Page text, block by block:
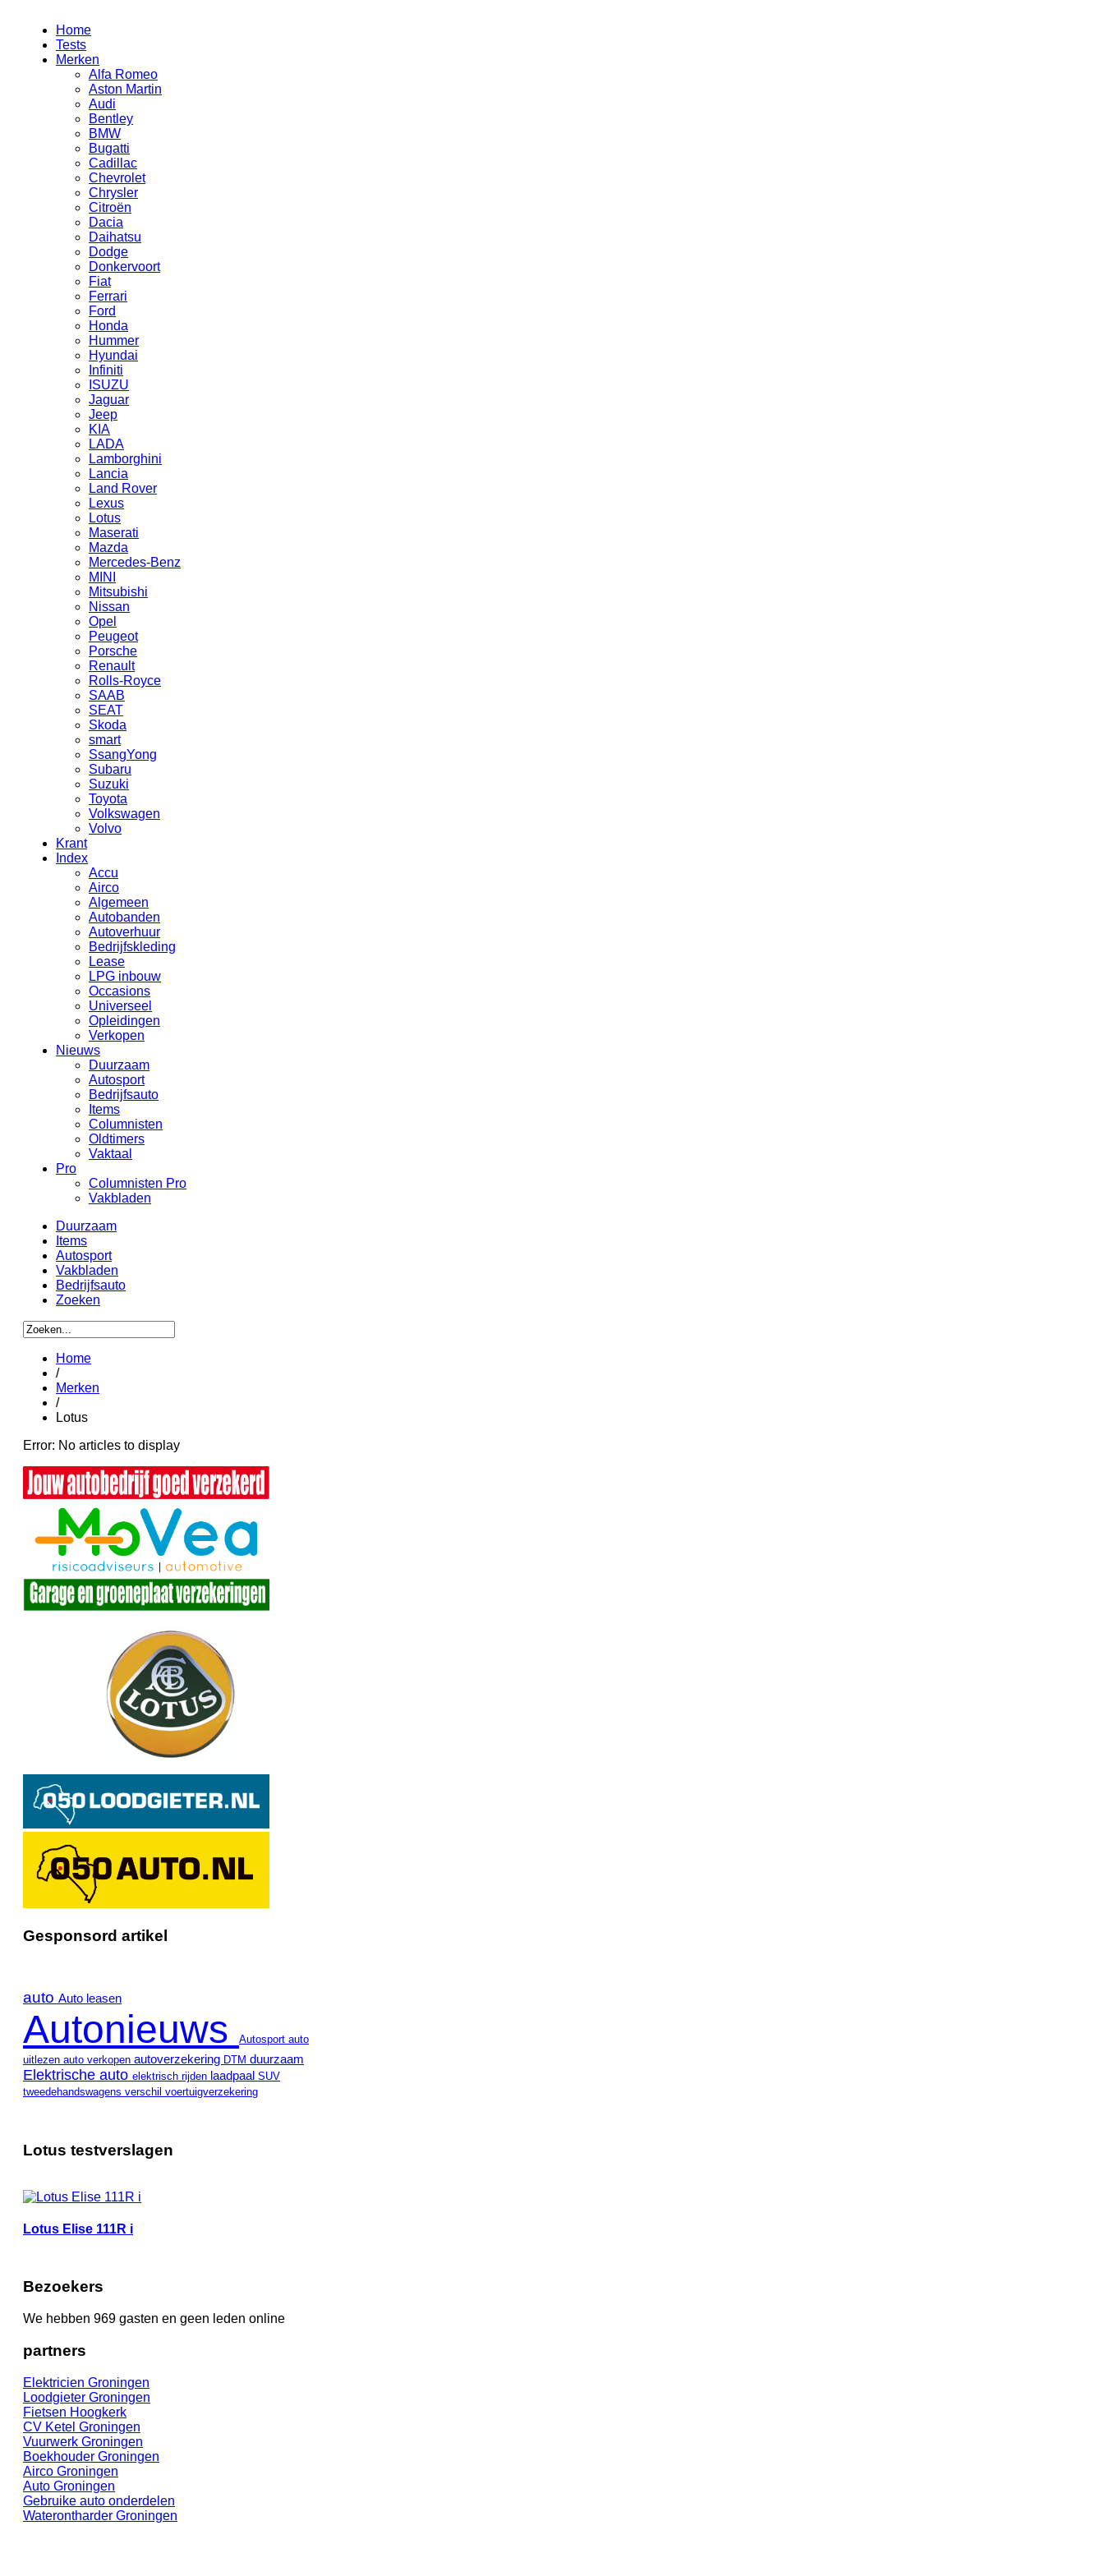
Home
Tests
Merken
Alfa Romeo
Aston Martin
Audi
Bentley
BMW
Bugatti
Cadillac
Chevrolet
Chrysler
Citroën
Dacia
Daihatsu
Dodge
Donkervoort
Fiat
Ferrari
Ford
Honda
Hummer
Hyundai
Infiniti
ISUZU
Jaguar
Jeep
KIA
LADA
Lamborghini
Lancia
Land Rover
Lexus
Lotus
Maserati
Mazda
Mercedes-Benz
MINI
Mitsubishi
Nissan
Opel
Peugeot
Porsche
Renault
Rolls-Royce
SAAB
SEAT
Skoda
smart
SsangYong
Subaru
Suzuki
Toyota
Volkswagen
Volvo
Krant
Index
Accu
Airco
Algemeen
Autobanden
Autoverhuur
Bedrijfskleding
Lease
LPG inbouw
Occasions
Universeel
Opleidingen
Verkopen
Nieuws
Duurzaam
Autosport
Bedrijfsauto
Items
Columnisten
Oldtimers
Vaktaal
Pro
Columnisten Pro
Vakbladen
Duurzaam
Items
Autosport
Vakbladen
Bedrijfsauto
Zoeken
Home
/
Merken
/
Lotus
Error: No articles to display
Gesponsord artikel
auto Auto leasen
Autonieuws Autosport auto
uitlezen auto verkopen autoverzekering DTM duurzaam
Elektrische auto elektrisch rijden laadpaal SUV
tweedehandswagens verschil voertuigverzekering
Lotus testverslagen
Lotus Elise 111R i
Bezoekers
We hebben 969 gasten en geen leden online
partners
Elektricien Groningen
Loodgieter Groningen
Fietsen Hoogkerk
CV Ketel Groningen
Vuurwerk Groningen
Boekhouder Groningen
Airco Groningen
Auto Groningen
Gebruike auto onderdelen
Waterontharder Groningen